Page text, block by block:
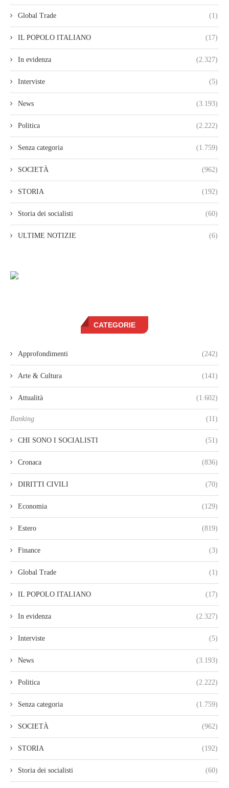
Global Trade (1)
IL POPOLO ITALIANO (17)
In evidenza (2.327)
Interviste (5)
News (3.193)
Politica (2.222)
Senza categoria (1.759)
SOCIETÀ (962)
STORIA (192)
Storia dei socialisti (60)
ULTIME NOTIZIE (6)
CATEGORIE
Approfondimenti (242)
Arte & Cultura (141)
Attualità (1.602)
Banking (11)
CHI SONO I SOCIALISTI (51)
Cronaca (836)
DIRITTI CIVILI (70)
Economia (129)
Estero (819)
Finance (3)
Global Trade (1)
IL POPOLO ITALIANO (17)
In evidenza (2.327)
Interviste (5)
News (3.193)
Politica (2.222)
Senza categoria (1.759)
SOCIETÀ (962)
STORIA (192)
Storia dei socialisti (60)